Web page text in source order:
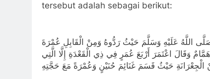
tersebut adalah sebagai berikut:
اللَّهُ عَلَيْهِ وَسَلَّمَ حَيْثُ رَدُّوهُ وَمِنْ الْقَابِلِ عُمْرَةَ
وَقَالَ اعْتَمَرَ أَرْبَعَ عُمَرٍ فِي ذِي الْقَعْدَةِ إِلَّا الَّتِي
الْجِعْرَانَةِ حَيْثُ قَسَمَ غَنَائِمَ حُنَيْنٍ وَعُمْرَةً مَعَ حَجَّتِهِ